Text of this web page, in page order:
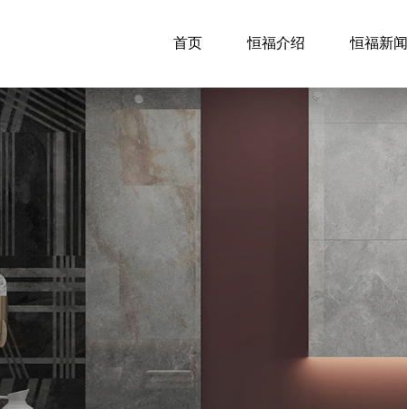
首页 恒福介绍 恒福新闻